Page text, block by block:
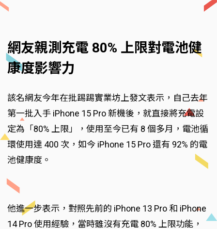
網友親測充電 80% 上限對電池健
康度影響力
該名網友今年在批踢踢實業坊上發文表示，自己去年
第一批入手 iPhone 15 Pro 新機後，就直接將充電設
定為「80% 上限」，使用至今已有 8 個多月，電池循
環使用達 400 次，如今 iPhone 15 Pro 還有 92% 的電
池健康度。
他進一步表示，對照先前的 iPhone 13 Pro 和 iPhone
14 Pro 使用經驗，當時雖沒有充電 80% 上限功能，